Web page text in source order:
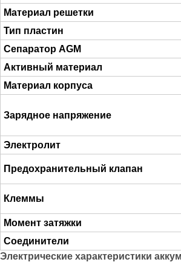
Материал решетки
Тип пластин
Сепаратор AGM
Активный материал
Материал корпуса
Зарядное напряжение
Электролит
Предохранительный клапан
Клеммы
Момент затяжки
Соединители
Электрические характеристики